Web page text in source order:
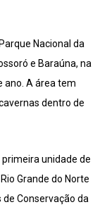
Nacional da
e Baraúna, na
ano. A área tem
dentro de
primeira unidade de
Grande do Norte
Conservação da